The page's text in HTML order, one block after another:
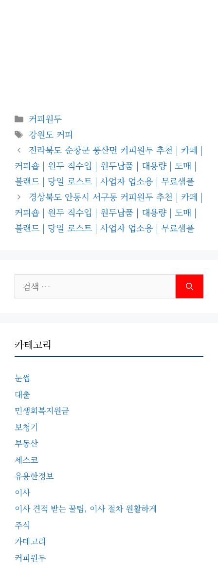
카
테
고
리
커피원두
태
그
강원도 커피
전라북도 순창군 풍산면 커피원두 추천 | 카페 |
커피숍 | 원두 직수입 | 원두납품 | 대용량 | 도매 |
블랜드 | 당일 로스트 | 사업자 업소용 | 무료샘플
경상북도 안동시 서구동 커피원두 추천 | 카페 |
커피숍 | 원두 직수입 | 원두납품 | 대용량 | 도매 |
블랜드 | 당일 로스트 | 사업자 업소용 | 무료샘플
색:
카테고리
눈썹
대출
민생회복지원금
보청기
부동산
세스코
유용한정보
이사
이사 견적 받는 꿀팁, 이사 절차 원활하게
주식
카테고리
커피원두